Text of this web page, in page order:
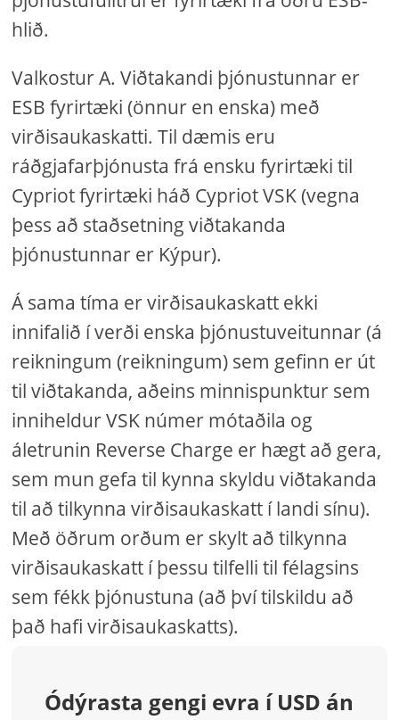
hlið.
Valkostur A. Viðtakandi þjónustunnar er
ESB fyrirtæki (önnur en enska) með
virðisaukaskatti. Til dæmis eru
ráðgjafarþjónusta frá ensku fyrirtæki til
Cypriot fyrirtæki háð Cypriot VSK (vegna
þess að staðsetning viðtakanda
þjónustunnar er Kýpur).
Á sama tíma er virðisaukaskatt ekki
innifalið í verði enska þjónustuveitunnar (á
reikningum (reikningum) sem gefinn er út
til viðtakanda, aðeins minnispunktur sem
inniheldur VSK númer mótaðila og
áletrunin Reverse Charge er hægt að gera,
sem mun gefa til kynna skyldu viðtakanda
til að tilkynna virðisaukaskatt í landi sínu).
Með öðrum orðum er skylt að tilkynna
virðisaukaskatt í þessu tilfelli til félagsins
sem fékk þjónustuna (að því tilskildu að
það hafi virðisaukaskatts).
Ódýrasta gengi evra í USD án